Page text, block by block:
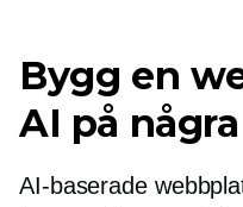
Bygg en
AI på
AI-baserade